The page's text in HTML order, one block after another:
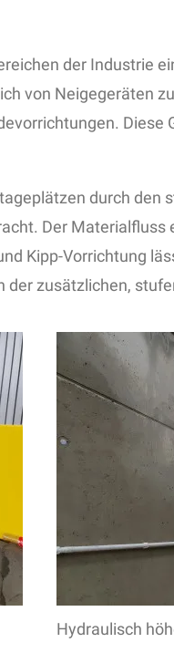
der Industrie
von Neigegeräten
Diese
durch den
Der Materialfluss
Kipp-Vorrichtung
zusätzlichen,
Hydraulisch